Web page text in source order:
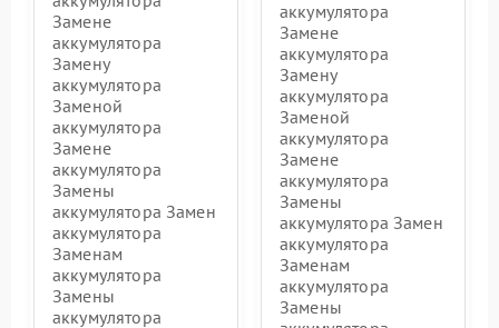
Замене
аккумулятора
Замену
аккумулятора
Заменой
аккумулятора
Замене
аккумулятора
Замены
аккумулятора Замен
аккумулятора
Заменам
аккумулятора
Замены
аккумулятора
аккумулятора
Замене
аккумулятора
Замену
аккумулятора
Заменой
аккумулятора
Замене
аккумулятора
Замены
аккумулятора Замен
аккумулятора
Заменам
аккумулятора
Замены